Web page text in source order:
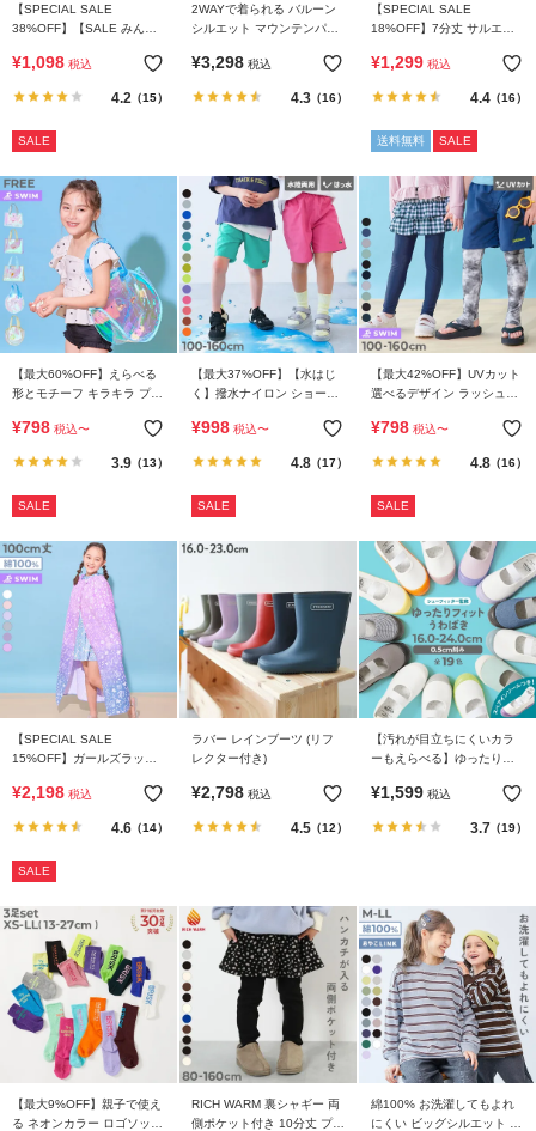
【SPECIAL SALE
38%OFF】【SALE みんつ
トでサイズ調整できる 上履
¥1,098 税込
4.2（15）
SALE
2WAYで着られる バルーン
シルエット マウンテンパー
¥3,298 税込
4.3（16）
【SPECIAL SALE
18%OFF】7分丈 サルエル
¥1,299 税込
4.4（16）
送料無料 SALE
【最大60%OFF】えらべる
形とモチーフ キラキラ プー
¥798 税込〜
3.9（13）
SALE
【最大37%OFF】【水はじ
く】撥水ナイロン ショート
¥998 税込〜
4.8（17）
SALE
【最大42%OFF】UVカット
選べるデザイン ラッシュレ
¥798 税込〜
4.8（16）
SALE
【SPECIAL SALE
15%OFF】ガールズラップ
¥2,198 税込
4.6（14）
SALE
ラバー レインブーツ (リフ
レクター付き)
¥2,798 税込
4.5（12）
【汚れが目立ちにくいカラ
ーもえらべる】ゆったりフ
ソール2枚付き
¥1,599 税込
3.7（19）
【最大9%OFF】親子で使え
る ネオンカラー ロゴソック
RICH WARM 裏シャギー 両
側ポケット付き 10分丈 プリ
綿100% お洗濯してもよれ
にくい ビッグシルエット 袖